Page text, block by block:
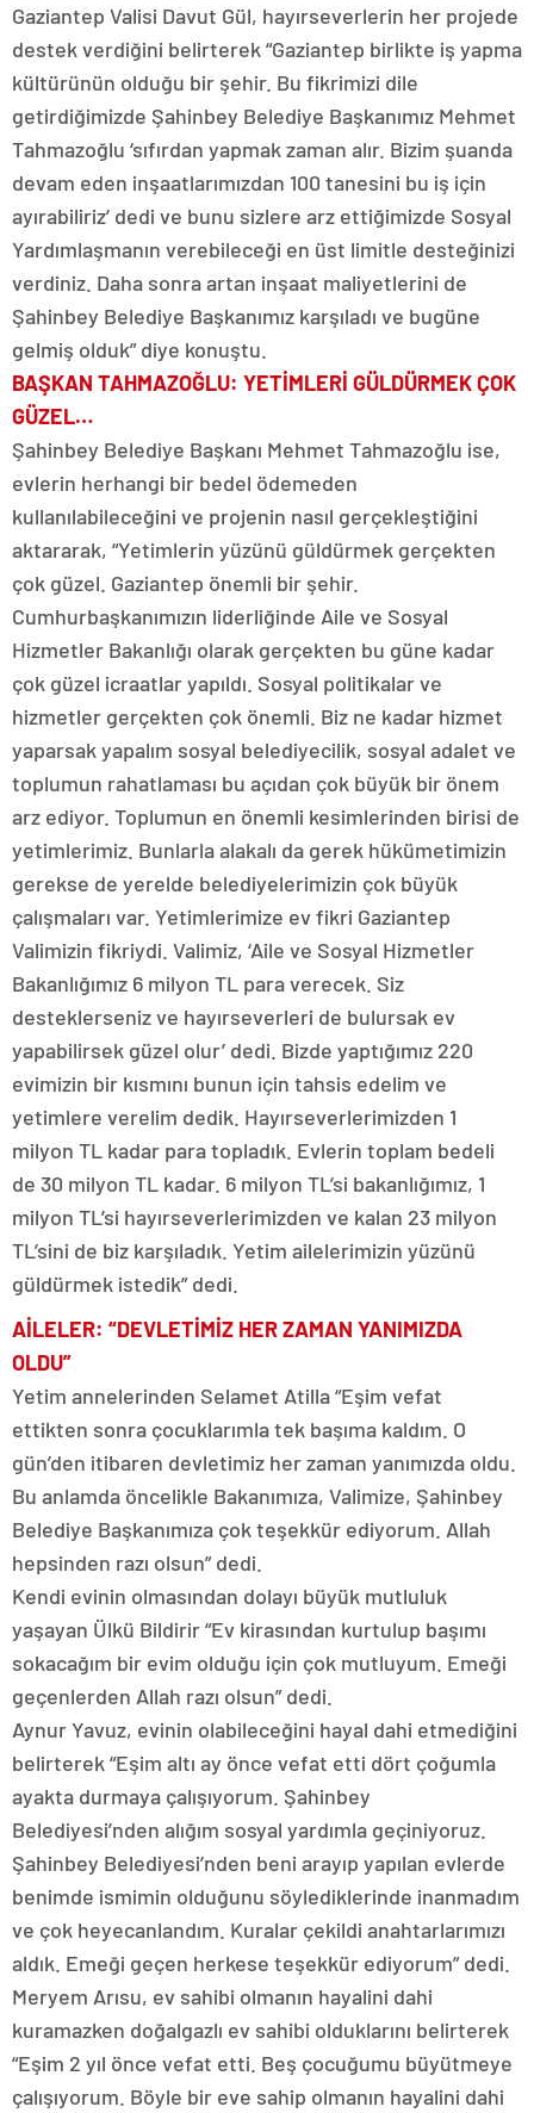
Gaziantep Valisi Davut Gül, hayırseverlerin her projede
destek verdiğini belirterek “Gaziantep birlikte iş yapma
kültürünün olduğu bir şehir. Bu fikrimizi dile
getirdiğimizde Şahinbey Belediye Başkanımız Mehmet
Tahmazoğlu ‘sıfırdan yapmak zaman alır. Bizim şuanda
devam eden inşaatlarımızdan 100 tanesini bu iş için
ayırabiliriz’ dedi ve bunu sizlere arz ettiğimizde Sosyal
Yardımlaşmanın verebileceği en üst limitle desteğinizi
verdiniz. Daha sonra artan inşaat maliyetlerini de
Şahinbey Belediye Başkanımız karşıladı ve bugüne
gelmiş olduk” diye konuştu.
BAŞKAN TAHMAZOĞLU: YETİMLERİ GÜLDÜRMEK ÇOK
GÜZEL…
Şahinbey Belediye Başkanı Mehmet Tahmazoğlu ise,
evlerin herhangi bir bedel ödemeden
kullanılabileceğini ve projenin nasıl gerçekleştiğini
aktararak, “Yetimlerin yüzünü güldürmek gerçekten
çok güzel. Gaziantep önemli bir şehir.
Cumhurbaşkanımızın liderliğinde Aile ve Sosyal
Hizmetler Bakanlığı olarak gerçekten bu güne kadar
çok güzel icraatlar yapıldı. Sosyal politikalar ve
hizmetler gerçekten çok önemli. Biz ne kadar hizmet
yaparsak yapalım sosyal belediyecilik, sosyal adalet ve
toplumun rahatlaması bu açıdan çok büyük bir önem
arz ediyor. Toplumun en önemli kesimlerinden birisi de
yetimlerimiz. Bunlarla alakalı da gerek hükümetimizin
gerekse de yerelde belediyelerimizin çok büyük
çalışmaları var. Yetimlerimize ev fikri Gaziantep
Valimizin fikriydi. Valimiz, ‘Aile ve Sosyal Hizmetler
Bakanlığımız 6 milyon TL para verecek. Siz
desteklerseniz ve hayırseverleri de bulursak ev
yapabilirsek güzel olur’ dedi. Bizde yaptığımız 220
evimizin bir kısmını bunun için tahsis edelim ve
yetimlere verelim dedik. Hayırseverlerimizden 1
milyon TL kadar para topladık. Evlerin toplam bedeli
de 30 milyon TL kadar. 6 milyon TL’si bakanlığımız, 1
milyon TL’si hayırseverlerimizden ve kalan 23 milyon
TL’sini de biz karşıladık. Yetim ailelerimizin yüzünü
güldürmek istedik” dedi.
AİLELER: “DEVLETİMİZ HER ZAMAN YANIMIZDA
OLDU”
Yetim annelerinden Selamet Atilla “Eşim vefat
ettikten sonra çocuklarımla tek başıma kaldım. O
gün’den itibaren devletimiz her zaman yanımızda oldu.
Bu anlamda öncelikle Bakanımıza, Valimize, Şahinbey
Belediye Başkanımıza çok teşekkür ediyorum. Allah
hepsinden razı olsun” dedi.
Kendi evinin olmasından dolayı büyük mutluluk
yaşayan Ülkü Bildirir “Ev kirasından kurtulup başımı
sokacağım bir evim olduğu için çok mutluyum. Emeği
geçenlerden Allah razı olsun” dedi.
Aynur Yavuz, evinin olabileceğini hayal dahi etmediğini
belirterek “Eşim altı ay önce vefat etti dört çoğumla
ayakta durmaya çalışıyorum. Şahinbey
Belediyesi’nden alığım sosyal yardımla geçiniyoruz.
Şahinbey Belediyesi’nden beni arayıp yapılan evlerde
benimde ismimin olduğunu söylediklerinde inanmadım
ve çok heyecanlandım. Kuralar çekildi anahtarlarımızı
aldık. Emeği geçen herkese teşekkür ediyorum” dedi.
Meryem Arısu, ev sahibi olmanın hayalini dahi
kuramazken doğalgazlı ev sahibi olduklarını belirterek
“Eşim 2 yıl önce vefat etti. Beş çocuğumu büyütmeye
çalışıyorum. Böyle bir eve sahip olmanın hayalini dahi